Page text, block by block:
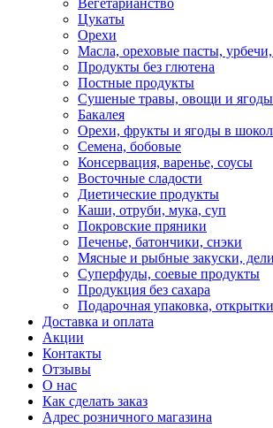
Вегетарианство
Цукаты
Орехи
Масла, ореховые пасты,
Продукты без глютена
Постные продукты
Сушеные травы, овощи и ягоды
Бакалея
Орехи, фрукты и ягоды в
Семена, бобовые
Консервация, варенье, соусы
Восточные сладости
Диетические продукты
Каши, отруби, мука, суп
Покровские пряники
Печенье, батончики, снэки
Мясные и рыбные закуски,
Суперфуды, соевые продукты
Продукция без сахара
Подарочная упаковка, открытки
Доставка и оплата
Акции
Контакты
Отзывы
О нас
Как сделать заказ
Адрес розничного магазина